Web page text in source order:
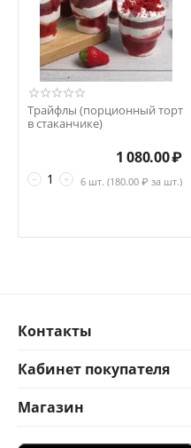
Трайфлы (порционный торт
в стаканчике)
+
−
1 080.00₽
6 шт. (180.00 ₽ за шт.)
Контакты
Кабинет покупателя
Магазин